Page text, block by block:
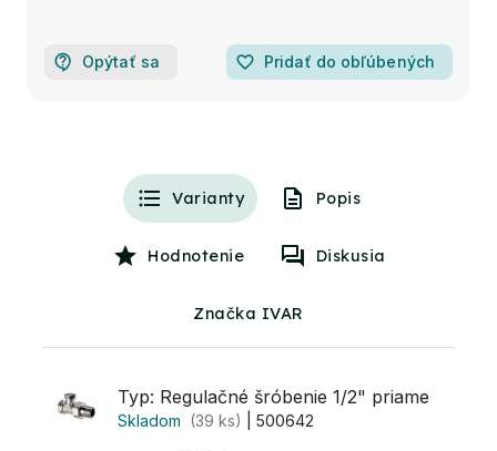
Opýtať sa favorite_border Pridať do obľúbených
Varianty Popis
Hodnotenie Diskusia
Značka IVAR
Typ: Regulačné šróbenie 1/2" priame
Skladom (39 ks) | 500642